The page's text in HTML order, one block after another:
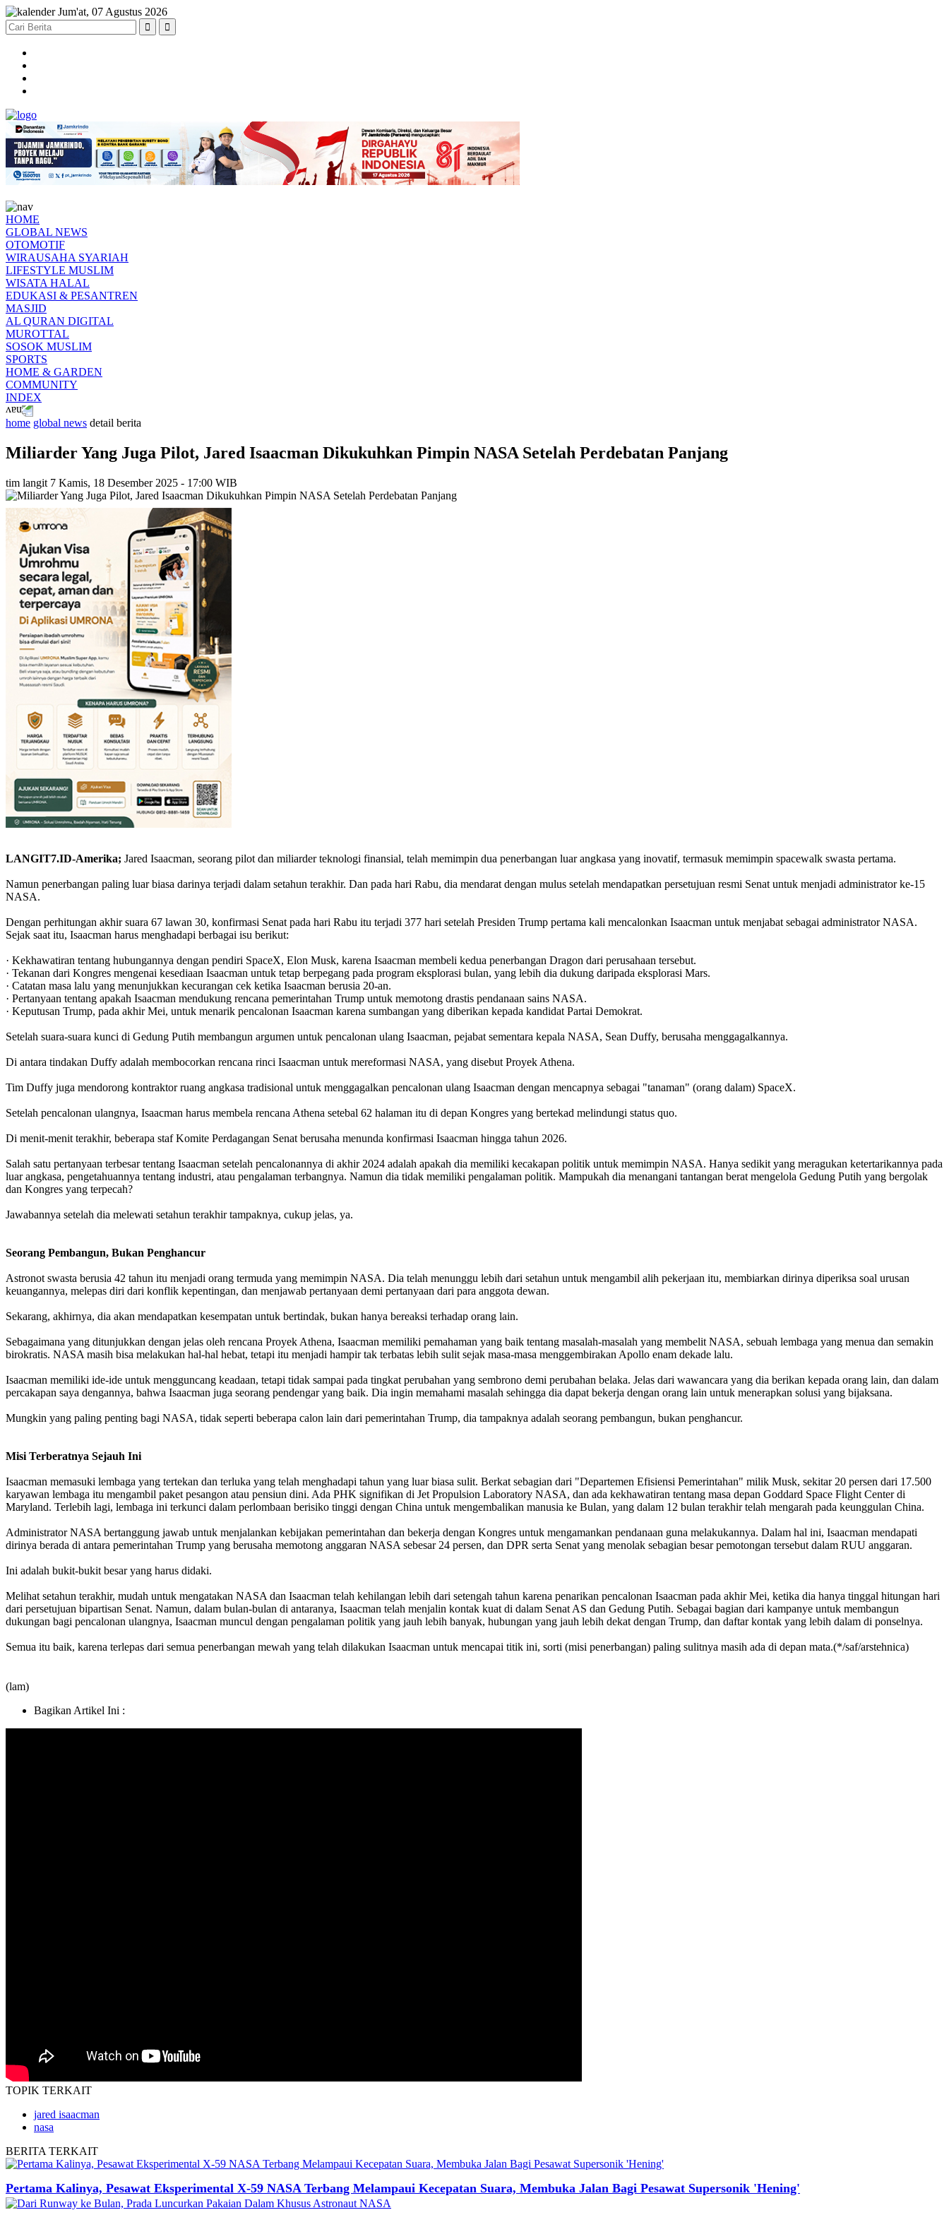
Jum'at, 07 Agustus 2026
HOME
GLOBAL NEWS
OTOMOTIF
WIRAUSAHA SYARIAH
LIFESTYLE MUSLIM
WISATA HALAL
EDUKASI & PESANTREN
MASJID
AL QURAN DIGITAL
MUROTTAL
SOSOK MUSLIM
SPORTS
HOME & GARDEN
COMMUNITY
INDEX
home global news detail berita
Miliarder Yang Juga Pilot, Jared Isaacman Dikukuhkan Pimpin NASA Setelah Perdebatan Panjang
tim langit 7 Kamis, 18 Desember 2025 - 17:00 WIB
LANGIT7.ID-Amerika; Jared Isaacman, seorang pilot dan miliarder teknologi finansial, telah memimpin dua penerbangan luar angkasa yang inovatif, termasuk memimpin spacewalk swasta pertama.
Namun penerbangan paling luar biasa darinya terjadi dalam setahun terakhir. Dan pada hari Rabu, dia mendarat dengan mulus setelah mendapatkan persetujuan resmi Senat untuk menjadi administrator ke-15
NASA.
Dengan perhitungan akhir suara 67 lawan 30, konfirmasi Senat pada hari Rabu itu terjadi 377 hari setelah Presiden Trump pertama kali mencalonkan Isaacman untuk menjabat sebagai administrator NASA.
Sejak saat itu, Isaacman harus menghadapi berbagai isu berikut:
· Kekhawatiran tentang hubungannya dengan pendiri SpaceX, Elon Musk, karena Isaacman membeli kedua penerbangan Dragon dari perusahaan tersebut.
· Tekanan dari Kongres mengenai kesediaan Isaacman untuk tetap berpegang pada program eksplorasi bulan, yang lebih dia dukung daripada eksplorasi Mars.
· Catatan masa lalu yang menunjukkan kecurangan cek ketika Isaacman berusia 20-an.
· Pertanyaan tentang apakah Isaacman mendukung rencana pemerintahan Trump untuk memotong drastis pendanaan sains NASA.
· Keputusan Trump, pada akhir Mei, untuk menarik pencalonan Isaacman karena sumbangan yang diberikan kepada kandidat Partai Demokrat.
Setelah suara-suara kunci di Gedung Putih membangun argumen untuk pencalonan ulang Isaacman, pejabat sementara kepala NASA, Sean Duffy, berusaha menggagalkannya.
Di antara tindakan Duffy adalah membocorkan rencana rinci Isaacman untuk mereformasi NASA, yang disebut Proyek Athena.
Tim Duffy juga mendorong kontraktor ruang angkasa tradisional untuk menggagalkan pencalonan ulang Isaacman dengan mencapnya sebagai "tanaman" (orang dalam) SpaceX.
Setelah pencalonan ulangnya, Isaacman harus membela rencana Athena setebal 62 halaman itu di depan Kongres yang bertekad melindungi status quo.
Di menit-menit terakhir, beberapa staf Komite Perdagangan Senat berusaha menunda konfirmasi Isaacman hingga tahun 2026.
Salah satu pertanyaan terbesar tentang Isaacman setelah pencalonannya di akhir 2024 adalah apakah dia memiliki kecakapan politik untuk memimpin NASA. Hanya sedikit yang meragukan ketertarikannya pada
luar angkasa, pengetahuannya tentang industri, atau pengalaman terbangnya. Namun dia tidak memiliki pengalaman politik. Mampukah dia menangani tantangan berat mengelola Gedung Putih yang bergolak
dan Kongres yang terpecah?
Jawabannya setelah dia melewati setahun terakhir tampaknya, cukup jelas, ya.
Seorang Pembangun, Bukan Penghancur
Astronot swasta berusia 42 tahun itu menjadi orang termuda yang memimpin NASA. Dia telah menunggu lebih dari setahun untuk mengambil alih pekerjaan itu, membiarkan dirinya diperiksa soal urusan
keuangannya, melepas diri dari konflik kepentingan, dan menjawab pertanyaan demi pertanyaan dari para anggota dewan.
Sekarang, akhirnya, dia akan mendapatkan kesempatan untuk bertindak, bukan hanya bereaksi terhadap orang lain.
Sebagaimana yang ditunjukkan dengan jelas oleh rencana Proyek Athena, Isaacman memiliki pemahaman yang baik tentang masalah-masalah yang membelit NASA, sebuah lembaga yang menua dan semakin
birokratis. NASA masih bisa melakukan hal-hal hebat, tetapi itu menjadi hampir tak terbatas lebih sulit sejak masa-masa menggembirakan Apollo enam dekade lalu.
Isaacman memiliki ide-ide untuk mengguncang keadaan, tetapi tidak sampai pada tingkat perubahan yang sembrono demi perubahan belaka. Jelas dari wawancara yang dia berikan kepada orang lain, dan dalam
percakapan saya dengannya, bahwa Isaacman juga seorang pendengar yang baik. Dia ingin memahami masalah sehingga dia dapat bekerja dengan orang lain untuk menerapkan solusi yang bijaksana.
Mungkin yang paling penting bagi NASA, tidak seperti beberapa calon lain dari pemerintahan Trump, dia tampaknya adalah seorang pembangun, bukan penghancur.
Misi Terberatnya Sejauh Ini
Isaacman memasuki lembaga yang tertekan dan terluka yang telah menghadapi tahun yang luar biasa sulit. Berkat sebagian dari "Departemen Efisiensi Pemerintahan" milik Musk, sekitar 20 persen dari 17.500
karyawan lembaga itu mengambil paket pesangon atau pensiun dini. Ada PHK signifikan di Jet Propulsion Laboratory NASA, dan ada kekhawatiran tentang masa depan Goddard Space Flight Center di
Maryland. Terlebih lagi, lembaga ini terkunci dalam perlombaan berisiko tinggi dengan China untuk mengembalikan manusia ke Bulan, yang dalam 12 bulan terakhir telah mengarah pada keunggulan China.
Administrator NASA bertanggung jawab untuk menjalankan kebijakan pemerintahan dan bekerja dengan Kongres untuk mengamankan pendanaan guna melakukannya. Dalam hal ini, Isaacman mendapati
dirinya berada di antara pemerintahan Trump yang berusaha memotong anggaran NASA sebesar 24 persen, dan DPR serta Senat yang menolak sebagian besar pemotongan tersebut dalam RUU anggaran.
Ini adalah bukit-bukit besar yang harus didaki.
Melihat setahun terakhir, mudah untuk mengatakan NASA dan Isaacman telah kehilangan lebih dari setengah tahun karena penarikan pencalonan Isaacman pada akhir Mei, ketika dia hanya tinggal hitungan hari
dari persetujuan bipartisan Senat. Namun, dalam bulan-bulan di antaranya, Isaacman telah menjalin kontak kuat di dalam Senat AS dan Gedung Putih. Sebagai bagian dari kampanye untuk membangun
dukungan bagi pencalonan ulangnya, Isaacman muncul dengan pengalaman politik yang jauh lebih banyak, hubungan yang jauh lebih dekat dengan Trump, dan daftar kontak yang lebih dalam di ponselnya.
Semua itu baik, karena terlepas dari semua penerbangan mewah yang telah dilakukan Isaacman untuk mencapai titik ini, sorti (misi penerbangan) paling sulitnya masih ada di depan mata.(*/saf/arstehnica)
(lam)
Bagikan Artikel Ini :
TOPIK TERKAIT
jared isaacman
nasa
BERITA TERKAIT
Pertama Kalinya, Pesawat Eksperimental X-59 NASA Terbang Melampaui Kecepatan Suara, Membuka Jalan Bagi Pesawat Supersonik 'Hening'